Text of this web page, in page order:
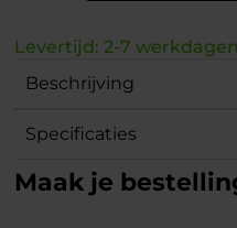
Levertijd: 2-7 werkdagen
Beschrijving
Specificaties
Maak je